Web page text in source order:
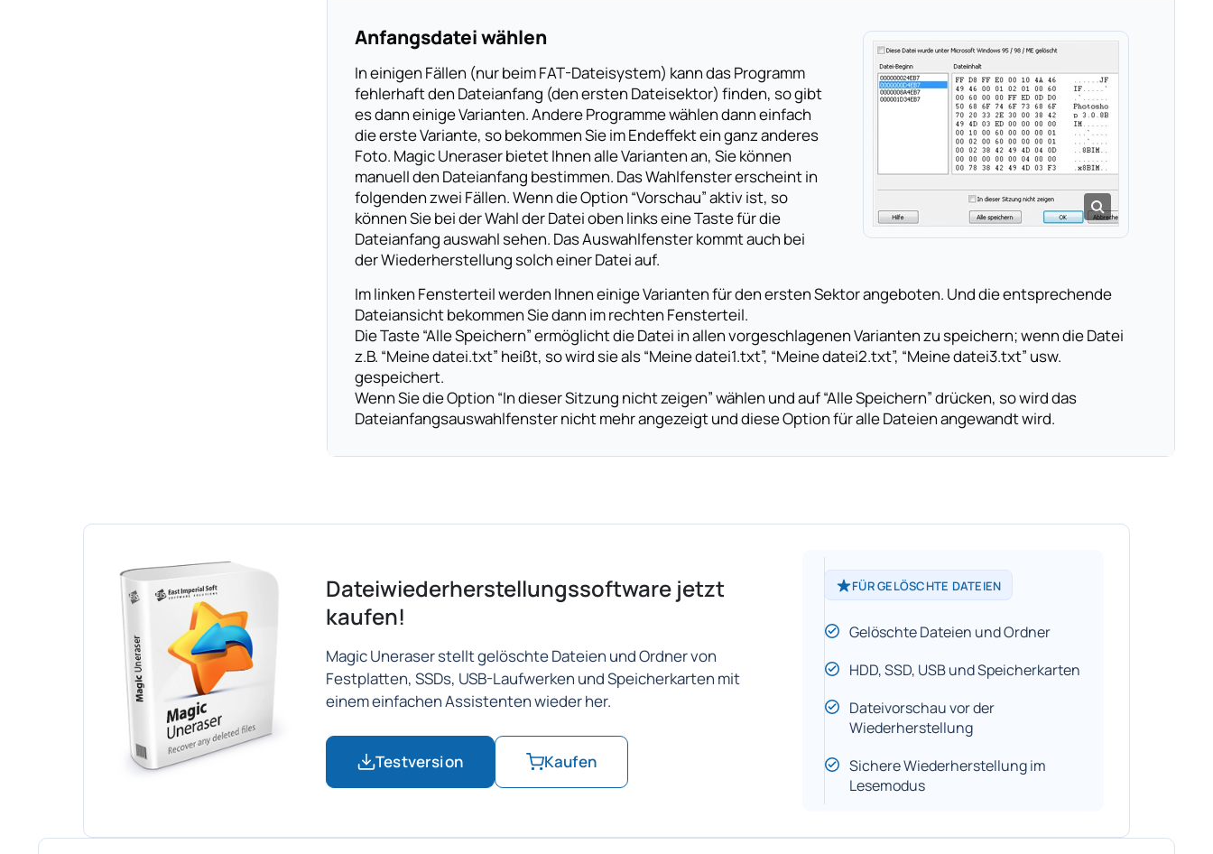
Anfangsdatei wählen
In einigen Fällen (nur beim FAT-Dateisystem) kann das Programm
fehlerhaft den Dateianfang (den ersten Dateisektor) finden, so gibt
es dann einige Varianten. Andere Programme wählen dann einfach
die erste Variante, so bekommen Sie im Endeffekt ein ganz anderes
Foto. Magic Uneraser bietet Ihnen alle Varianten an, Sie können
manuell den Dateianfang bestimmen. Das Wahlfenster erscheint in
folgenden zwei Fällen. Wenn die Option “Vorschau” aktiv ist, so
können Sie bei der Wahl der Datei oben links eine Taste für die
Dateianfang auswahl sehen. Das Auswahlfenster kommt auch bei
der Wiederherstellung solch einer Datei auf.
Im linken Fensterteil werden Ihnen einige Varianten für den ersten Sektor angeboten. Und die entsprechende
Dateiansicht bekommen Sie dann im rechten Fensterteil.
Die Taste “Alle Speichern” ermöglicht die Datei in allen vorgeschlagenen Varianten zu speichern; wenn die Datei
z.B. “Meine datei.txt” heißt, so wird sie als “Meine datei1.txt”, “Meine datei2.txt”, “Meine datei3.txt” usw.
gespeichert.
Wenn Sie die Option “In dieser Sitzung nicht zeigen” wählen und auf “Alle Speichern” drücken, so wird das
Dateianfangsauswahlfenster nicht mehr angezeigt und diese Option für alle Dateien angewandt wird.
Dateiwiederherstellungssoftware jetzt
kaufen!
Magic Uneraser stellt gelöschte Dateien und Ordner von
Festplatten, SSDs, USB-Laufwerken und Speicherkarten mit
einem einfachen Assistenten wieder her.
Testversion Kaufen
FÜR GELÖSCHTE DATEIEN
Gelöschte Dateien und Ordner
HDD, SSD, USB und Speicherkarten
Dateivorschau vor der
Wiederherstellung
Sichere Wiederherstellung im
Lesemodus